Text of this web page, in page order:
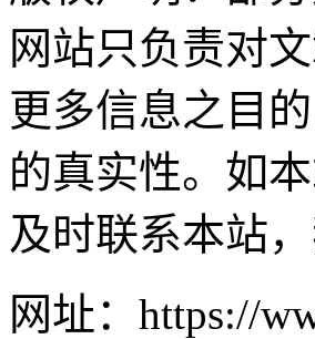
网站只负责对
更多信息之目
的真实性。如
及时联系本站
网址：https://